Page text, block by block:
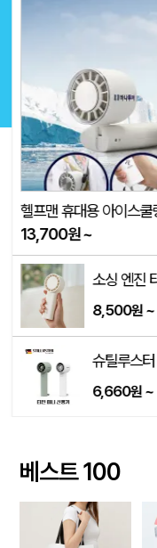
헬프맨 휴대용 아이스쿨
13,700원~
소싱 엔진
8,500원~
6,660원~
베스트 100